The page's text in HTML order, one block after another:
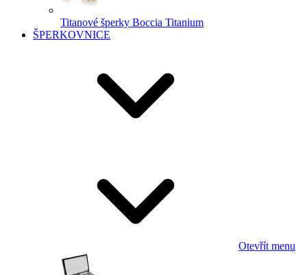
Titanové šperky Boccia Titanium
ŠPERKOVNICE
Otevřít menu